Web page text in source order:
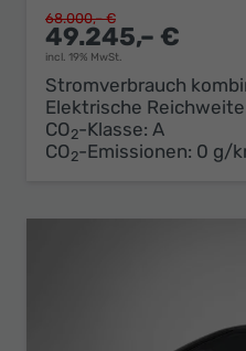
49.245,– €
incl. 19% MwSt.
68.000,– €
Stromverbrauch
Elektrische
CO2-Klasse: A
CO2-Emissionen: 0 g/